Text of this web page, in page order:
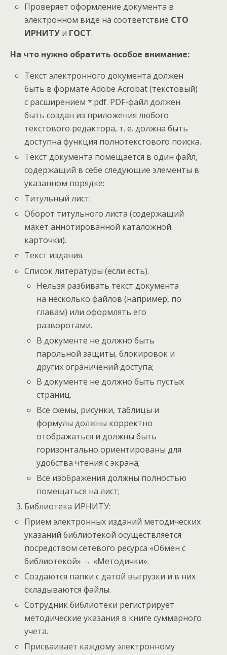
Проверяет оформление документа в
электронном виде на соответствие СТО
ИРНИТУ и ГОСТ.
На что нужно обратить особое внимание:
Текст электронного документа должен
быть в формате Adobe Acrobat (текстовый)
с расширением *.pdf. PDF-файл должен
быть создан из приложения любого
текстового редактора, т. е. должна быть
доступна функция полнотекстового поиска.
Текст документа помещается в один файл,
содержащий в себе следующие элементы в
указанном порядке:
Титульный лист.
Оборот титульного листа (содержащий
макет аннотированной каталожной
карточки).
Текст издания.
Список литературы (если есть).
Нельзя разбивать текст документа
на несколько файлов (например, по
главам) или оформлять его
разворотами.
В документе не должно быть
парольной защиты, блокировок и
других ограничений доступа;
В документе не должно быть пустых
страниц.
Все схемы, рисунки, таблицы и
формулы должны корректно
отображаться и должны быть
горизонтально ориентированы для
удобства чтения с экрана;
Все изображения должны полностью
помещаться на лист;
Библиотека ИРНИТУ:
Прием электронных изданий методических
указаний библиотекой осуществляется
посредством сетевого ресурса «Обмен с
библиотекой» → «Методички».
Создаются папки с датой выгрузки и в них
складываются файлы.
Сотрудник библиотеки регистрирует
методические указания в книге суммарного
учета.
Присваивает каждому электронному